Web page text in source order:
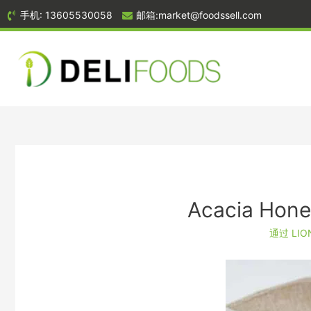
手机: 13605530058 邮箱:market@foodssell.com
Acacia
通过